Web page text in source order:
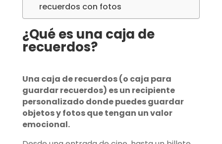
recuerdos con fotos
¿Qué es una caja de
recuerdos?
Una caja de recuerdos (o caja para
guardar recuerdos) es un recipiente
personalizado donde puedes guardar
objetos y fotos que tengan un valor
emocional.